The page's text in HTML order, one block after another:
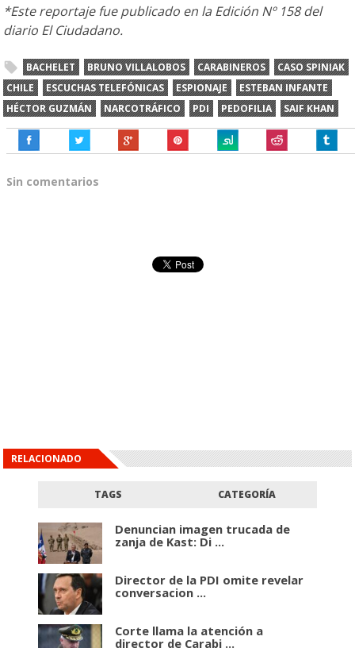
*Este reportaje fue publicado en la Edición Nº 158 del
diario El Ciudadano.
BACHELET BRUNO VILLALOBOS CARABINEROS
CASO SPINIAK
CHILE
ESCUCHAS TELEFÓNICAS ESPIONAJE
ESTEBAN INFANTE
HÉCTOR GUZMÁN
NARCOTRÁFICO PDI PEDOFILIA SAIF KHAN
Sin comentarios
RELACIONADO
TAGS CATEGORÍA
Denuncian imagen trucada de
zanja de Kast: Di ...
Director de la PDI omite revelar
conversacion ...
Corte llama la atención a
director de Carabi ...